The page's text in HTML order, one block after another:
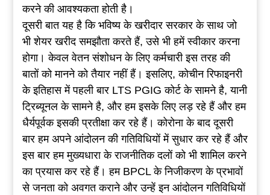
करने की आवश्यकता होती है।
दूसरी बात यह है कि भविष्य के खरीदार सरकार के साथ जो
भी शेयर खरीद समझौता करते हैं, उसे भी हमें स्वीकार करना
होगा। केवल वेतन संशोधन के लिए कर्मचारी इस तरह की
बातों को मानने को तैयार नहीं हैं। इसलिए, कोचीन रिफाइनरी
के इतिहास में पहली बार LTS PGIG कोर्ट के सामने है, यानी
ट्रिब्यूनल के सामने है, और हम इसके लिए लड़ रहे हैं और हम
धैर्यपूर्वक इसकी प्रतीक्षा कर रहे हैं। कोरोना के बाद दूसरी
बार हम अपने आंदोलन की गतिविधियों में सुधार कर रहे हैं और
इस बार हम मुख्यधारा के राजनीतिक दलों को भी शामिल करने
का प्रयास कर रहे हैं। हम BPCL के निजीकरण के प्रभावों
से जनता को अवगत कराने और उन्हें इन आंदोलन गतिविधियों